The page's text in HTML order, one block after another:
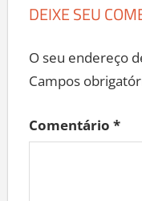
DEIXE SEU
O seu endereço
Campos
Comentário *